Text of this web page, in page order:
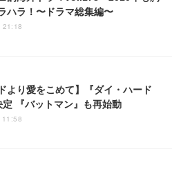
ハラ！〜ドラマ総集編〜
21:18
より愛をこめて】『ダイ・ハード
『バットマン』も再始動
11:58